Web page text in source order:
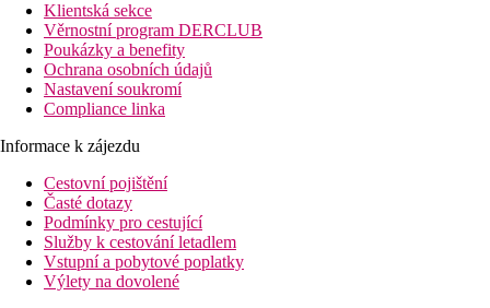
Klientská sekce
Věrnostní program DERCLUB
Poukázky a benefity
Ochrana osobních údajů
Nastavení soukromí
Compliance linka
Informace k zájezdu
Cestovní pojištění
Časté dotazy
Podmínky pro cestující
Služby k cestování letadlem
Vstupní a pobytové poplatky
Výlety na dovolené